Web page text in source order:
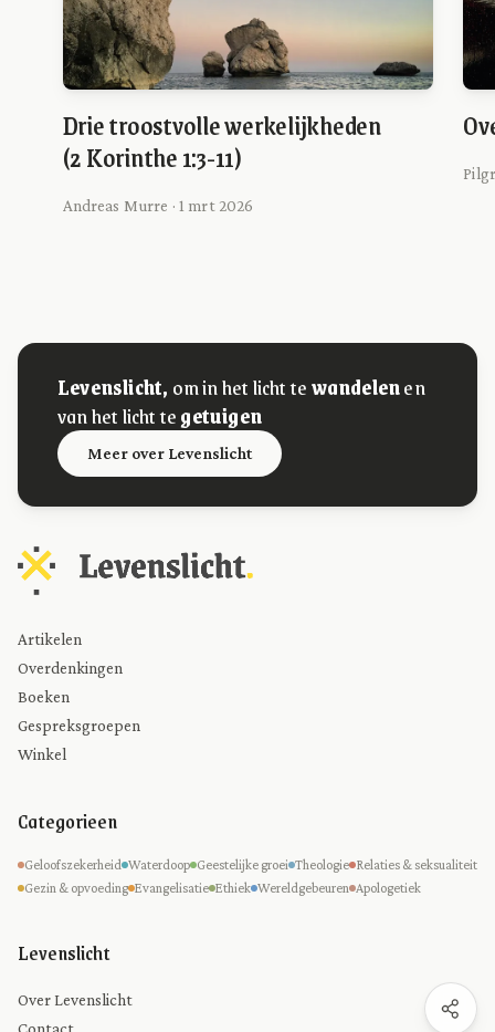
Drie troostvolle werkelijkheden
(2 Korinthe 1:3-11)
Andreas Murre · 1 mrt 2026
Levenslicht, om in het licht tewandelenen
van het licht tegetuigen
Meer over Levenslicht
Artikelen
Overdenkingen
Boeken
Gespreksgroepen
Winkel
Categorieen
Geloofszekerheid Waterdoop Geestelijke groei Theologie Relaties & seksualiteit
Gezin & opvoeding Evangelisatie Ethiek Wereldgebeuren Apologetiek
Levenslicht
Over Levenslicht
Contact